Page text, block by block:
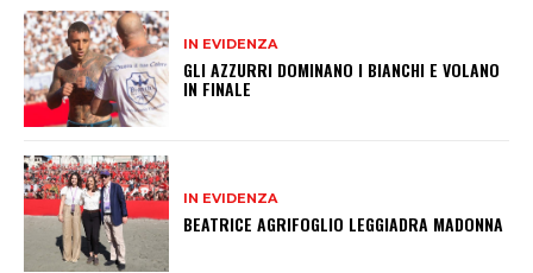
IN EVIDENZA
GLI AZZURRI DOMINANO I BIANCHI E VOLANO
IN FINALE
IN EVIDENZA
BEATRICE AGRIFOGLIO LEGGIADRA MADONNA